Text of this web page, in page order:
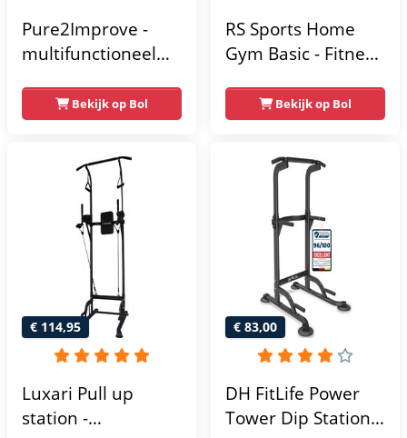
Pure2Improve -
multifunctioneel
krachtstation -
home gym -
215x111x142
Bekijk op Bol
RS Sports Home
Gym Basic - Fitness
Bekijk op Bol
€ 114,95
Luxari Pull up
station -
€ 83,00
DH FitLife Power
Tower Dip Station |